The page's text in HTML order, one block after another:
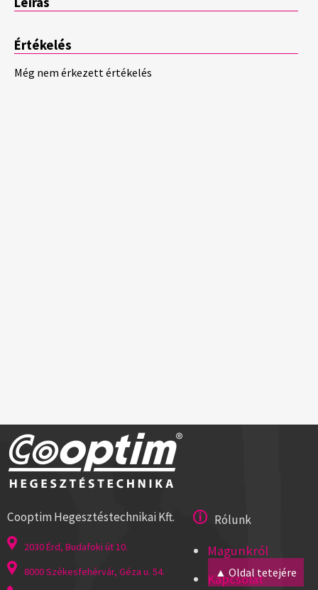
▲ Oldal tetejére
Értékelés
Még nem érkezett értékelés
Cooptim Hegesztéstechnikai Kft.
2030 Érd, Budafoki út 10.
8000 Székesfehérvár, Géza u. 54.
Rólunk
Magunkról
Kapcsolat